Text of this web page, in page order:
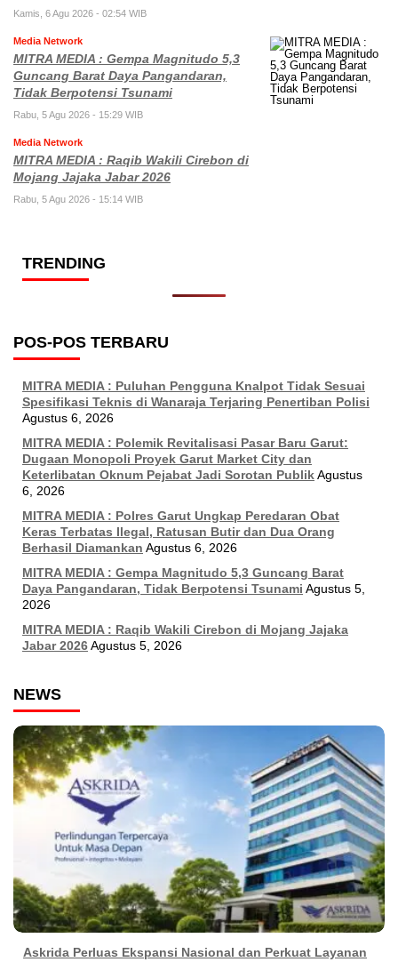
Kamis, 6 Agu 2026 - 02:54 WIB
Media Network
MITRA MEDIA : Gempa Magnitudo 5,3
Guncang Barat Daya Pangandaran,
Tidak Berpotensi Tsunami
Rabu, 5 Agu 2026 - 15:29 WIB
Media Network
MITRA MEDIA : Raqib Wakili Cirebon di
Mojang Jajaka Jabar 2026
Rabu, 5 Agu 2026 - 15:14 WIB
TRENDING
POS-POS TERBARU
MITRA MEDIA : Puluhan Pengguna Knalpot Tidak Sesuai
Spesifikasi Teknis di Wanaraja Terjaring Penertiban Polisi
Agustus 6, 2026
MITRA MEDIA : Polemik Revitalisasi Pasar Baru Garut:
Dugaan Monopoli Proyek Garut Market City dan
Keterlibatan Oknum Pejabat Jadi Sorotan PublikAgustus
6, 2026
MITRA MEDIA : Polres Garut Ungkap Peredaran Obat
Keras Terbatas Ilegal, Ratusan Butir dan Dua Orang
Berhasil Diamankan Agustus 6, 2026
MITRA MEDIA : Gempa Magnitudo 5,3 Guncang Barat
Daya Pangandaran, Tidak Berpotensi Tsunami Agustus 5,
2026
MITRA MEDIA : Raqib Wakili Cirebon di Mojang Jajaka
Jabar 2026Agustus 5, 2026
NEWS
Askrida Perluas Ekspansi Nasional dan Perkuat Layanan